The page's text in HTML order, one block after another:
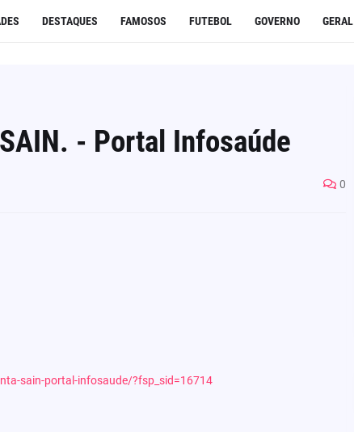
DESTAQUES FAMOSOS FUTEBOL GOVERNO GERAL
- Portal Infosaúde
0
sain-portal-infosaude/?fsp_sid=16714